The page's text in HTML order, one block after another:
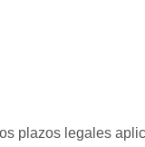
plazos legales